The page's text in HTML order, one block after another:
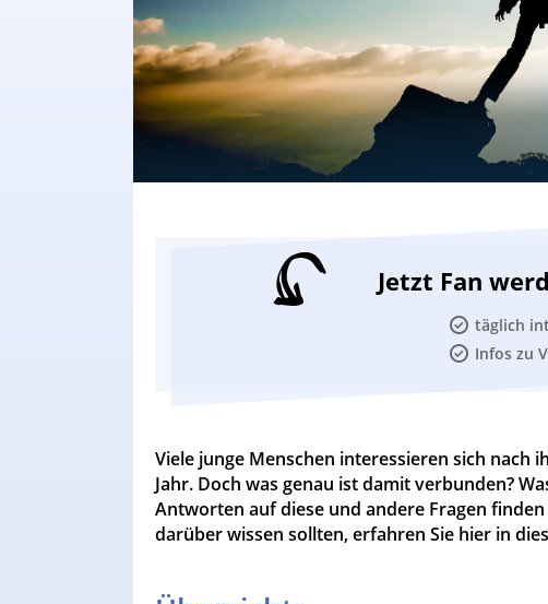
Jetzt Fan
täglich
Infos zu
Viele junge Menschen interessieren sich nach
Jahr. Doch was genau ist damit verbunden?
Antworten auf diese und andere Fragen
darüber wissen sollten, erfahren Sie hier in